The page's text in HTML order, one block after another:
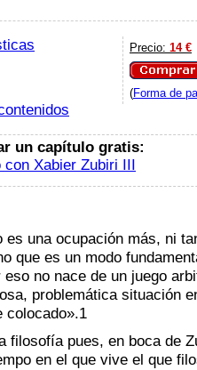
Precio: 14 €
Comprar
(Forma de
un capítulo gratis:
con Xabier Zubiri III
es una ocupación más, ni
que es un modo
no nace de un juego
problemática situación
colocado».1
filosofía pues, en boca de
en el que vive el que